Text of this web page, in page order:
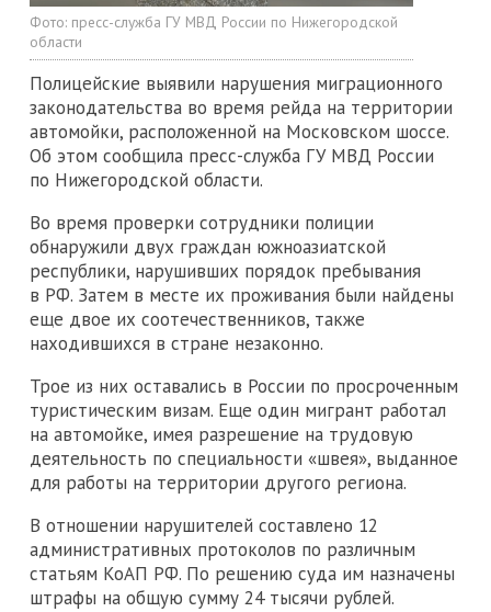
Фото: пресс-служба ГУ МВД России по Нижегородской
области
Полицейские выявили нарушения миграционного
законодательства во время рейда на территории
автомойки, расположенной на Московском шоссе.
Об этом сообщила пресс-служба ГУ МВД России
по Нижегородской области.
Во время проверки сотрудники полиции
обнаружили двух граждан южноазиатской
республики, нарушивших порядок пребывания
в РФ. Затем в месте их проживания были найдены
еще двое их соотечественников, также
находившихся в стране незаконно.
Трое из них оставались в России по просроченным
туристическим визам. Еще один мигрант работал
на автомойке, имея разрешение на трудовую
деятельность по специальности «швея», выданное
для работы на территории другого региона.
В отношении нарушителей составлено 12
административных протоколов по различным
статьям КоАП РФ. По решению суда им назначены
штрафы на общую сумму 24 тысячи рублей.